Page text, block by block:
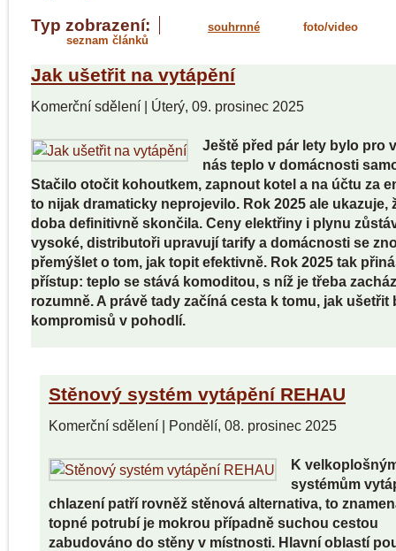
Typ zobrazení: souhrnné
foto/video
seznam článků
Jak ušetřit na vytápění
Komerční sdělení| Úterý, 09. prosinec 2025
Ještě před pár lety bylo pro
nás teplo v domácnosti
Stačilo otočit kohoutkem, zapnout kotel a na účtu za
to nijak dramaticky neprojevilo. Rok 2025 ale ukazuje,
doba definitivně skončila. Ceny elektřiny i plynu
vysoké, distributoři upravují tarify a domácnosti se
přemýšlet o tom, jak topit efektivně. Rok 2025 tak
přístup: teplo se stává komoditou, s níž je třeba
rozumně. A právě tady začíná cesta k tomu, jak ušetřit
kompromisů v pohodlí.
Stěnový systém vytápění REHAU
Komerční sdělení| Pondělí, 08. prosinec 2025
K
systémům
chlazení patří rovněž stěnová alternativa, to
topné potrubí je mokrou případně suchou cestou
zabudováno do stěny v místnosti. Hlavní oblastí